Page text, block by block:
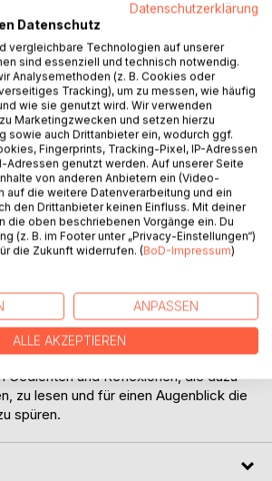
einem besonderen Spaziergang ein -
zugleich durch den Wald der
und Gedanken von Johann
Joseph von Eichendorff, Theodor
Wilhelm Busch und Annette von
Christian Morgenstern begleiten
Stimmen der Literaturgeschichte
modernere Texte, die den Blick
innere Einkehr aus heutiger Perspektive
Gedichten stehen eigene
Stimmungen und Gedanken
in der Natur entstehen können.
Waldspaziergang - im Sitzen:
Gedichten und Reflexionen, die dazu
zu lesen und für einen Augenblick die
spüren.
Datenschutzerklärung
Datenschutz
vergleichbare Technologien auf unserer
sind essenziell und technisch notwendig.
Analysemethoden (z. B. Cookies oder
Tracking), um zu messen, wie häufig
wie sie genutzt wird. Wir verwenden
Marketingzwecken und setzen hierzu
sowie auch Drittanbieter ein, wodurch ggf.
Fingerprints, Tracking-Pixel, IP-Adressen
Adressen genutzt werden. Auf unserer Seite
von anderen Anbietern ein (Video-
auf die weitere Datenverarbeitung und ein
den Drittanbieter keinen Einfluss. Mit deiner
die oben beschriebenen Vorgänge ein. Du
(z. B. im Footer unter „Privacy-Einstellungen“)
die Zukunft widerrufen. (BoD-Impressum)
ANPASSEN
ALLE AKZEPTIEREN